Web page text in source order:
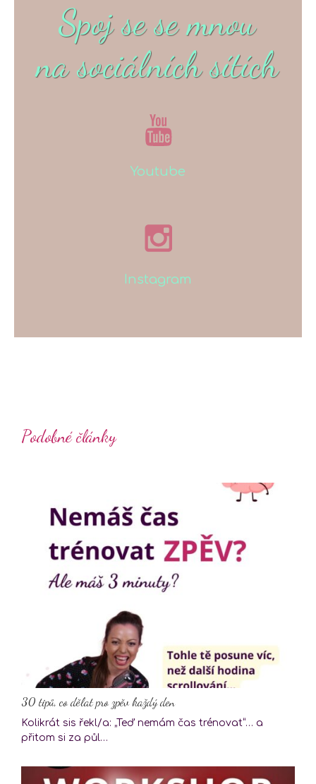
Spoj se se mnou
na sociálních sítích
Youtube
Instagram
Podobné články
30 tipů, co dělat pro zpěv každý den
Kolikrát sis řekl/a: „Teď nemám čas trénovat“… a
přitom si za půl…